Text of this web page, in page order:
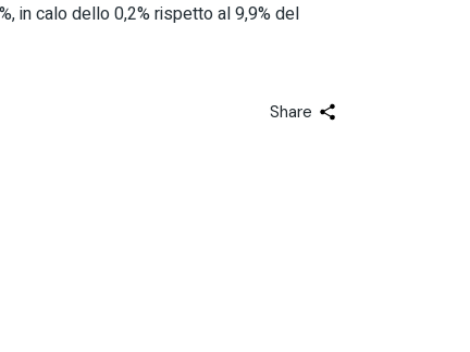
in calo dello 0,2% rispetto al 9,9% del
Share